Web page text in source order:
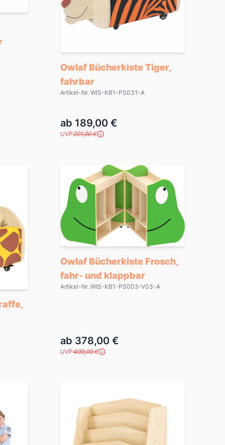
Owlaf Bücherkiste Tiger,
fahrbar
Artikel-Nr. WIS-KB1-PS031-A
ab 189,00 €
UVP201,00 €
Owlaf Bücherkiste Frosch,
fahr- und klappbar
Artikel-Nr. WIS-KB1-PS003-V03-A
ab 378,00 €
UVP409,00 €